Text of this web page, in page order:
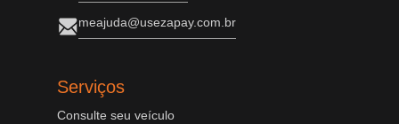
meajuda@usezapay.com.br
Serviços
Consulte seu veículo